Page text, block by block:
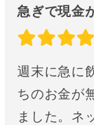
急ぎで現金
週末に急に
ちのお金が
ました。ネ